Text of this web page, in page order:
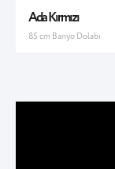
Ada Kırmızı
85 cm Banyo Dolabı